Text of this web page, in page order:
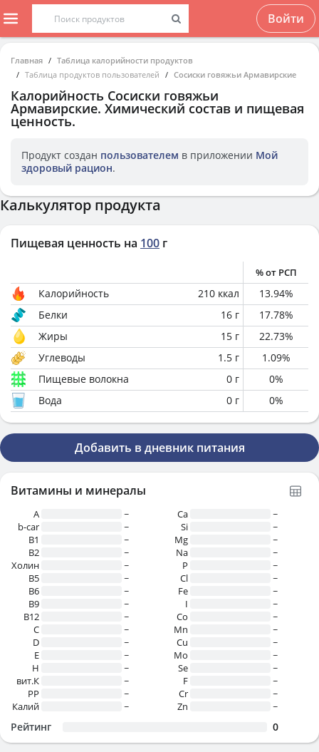
Войти
Главная
Таблица калорийности продуктов
Таблица продуктов пользователей
Сосиски говяжьи Армавирские
Калорийность Сосиски говяжьи
Армавирские. Химический состав и пищевая
ценность.
Продукт создан пользователем в приложении Мой
здоровый рацион.
Калькулятор продукта
Пищевая ценность на 100 г
% от РСП
Калорийность 210 ккал 13.94%
Белки
16 г 17.78%
Жиры
15 г 22.73%
Углеводы
1.5 г 1.09%
Пищевые волокна
0 г 0%
Вода
0 г 0%
Добавить в дневник питания
Витамины и минералы
A
~
b-car
~
В1
~
B2
~
Холин
~
B5
~
B6
~
B9
~
B12
~
C
~
D
~
E
~
H
~
вит.К
~
PP
~
Калий
~
Ca
~
Si
~
Mg
~
Na
~
P
~
Cl
~
Fe
~
I
~
Co
~
Mn
~
Cu
~
Mo
~
Se
~
F
~
Cr
~
Zn
~
Рейтинг 0